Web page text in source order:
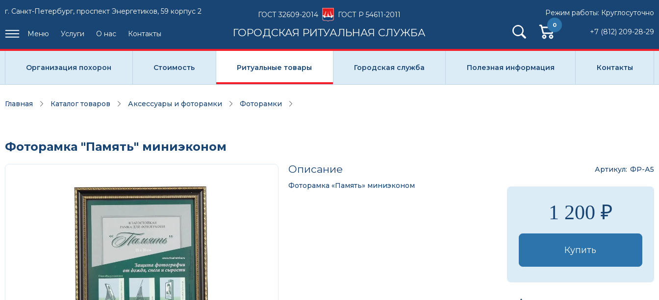
г. Санкт-Петербург, проспект Энергетиков, 59 корпус 2
Меню Услуги О нас Контакты
ГОСТ 32609-2014 ГОСТ Р 54611-2011
ГОРОДСКАЯ РИТУАЛЬНАЯ СЛУЖБА
Режим работы: Круглосуточно
0
+7 (812) 209-28-29
Организация похорон Стоимость Ритуальные товары Городская служба Полезная информация Контакты
Главная Каталог товаров Аксессуары и фоторамки Фоторамки
Фоторамка "Память" миниэконом
Описание
Фоторамка «Память» миниэконом
Артикул ФР-А5
1 200 ₽
Купить